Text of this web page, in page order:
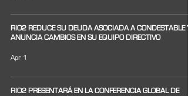
RIO2 REDUCE SU DEUDA ASOCIADA A CONDESTABLE Y
ANUNCIA CAMBIOS EN SU EQUIPO DIRECTIVO
Apr 1
RIO2 PRESENTARÁ EN LA CONFERENCIA GLOBAL DE